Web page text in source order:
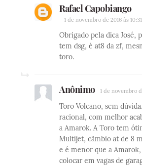
Rafael Capobiango
1 de novembro de 2016 às 10:31
Obrigado pela dica José,
tem dsg, é at8 da zf,
toro.
Anônimo 1 de novembro
Toro Volcano, sem
racional, com melhor
a Amarok. A Toro tem
Multijet, cãmbio at de 8
e é menor que a
colocar em vagas de